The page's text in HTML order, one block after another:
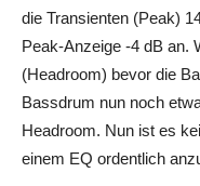
die Transienten (Peak)
Peak-Anzeige -4 dB an.
(Headroom) bevor die
Bassdrum nun noch
Headroom. Nun ist es
einem EQ ordentlich